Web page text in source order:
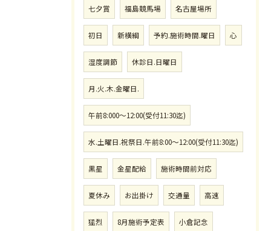
七夕賞 福島競馬場 名古屋場所
初日 新横綱 予約.施術時間.曜日 心
湿度調節 休診日.日曜日
月.火.木.金曜日.
午前8:000〜12:00(受付11:30迄)
水.土曜日.祝祭日.午前8:00〜12:00(受付11:30迄)
黒星 金星配給 施術時間前対応
夏休み お出掛け 交通量 高速
猛烈 8月施術予定表 小倉記念